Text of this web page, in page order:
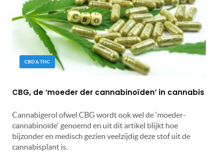
CBD & THC
CBG, de ‘moeder der cannabinoïden’ in cannabis
Cannabigerol ofwel CBG wordt ook wel de 'moeder-
cannabinoïde' genoemd en uit dit artikel blijkt hoe
bijzonder en medisch gezien veelzijdig deze stof uit de
cannabisplant is.